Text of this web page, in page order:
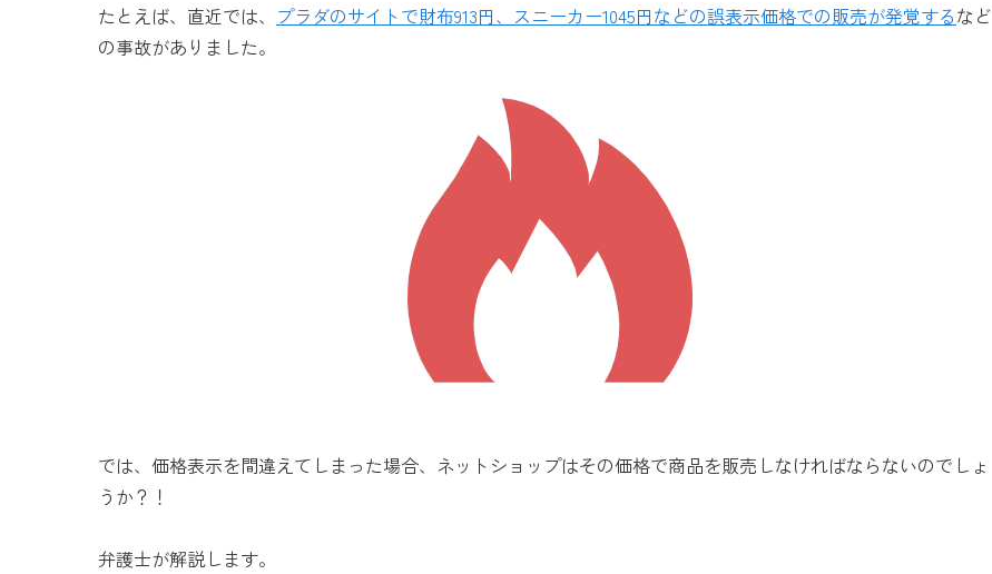
たとえば、直近では、 プラダのサイトで財布913円、スニーカー1045円などの誤表示価格での販売が発覚するなど
の事故がありました。
では、価格表示を間違えてしまった場合、ネットショップはその価格で商品を販売しなければならないのでしょ
うか？！
弁護士が解説します。